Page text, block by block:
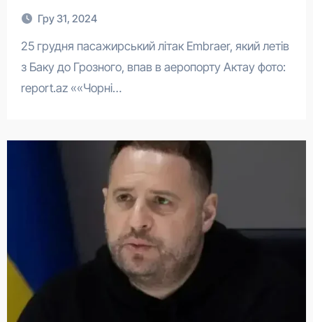
Гру 31, 2024
25 грудня пасажирський літак Embraer, який летів
з Баку до Грозного, впав в аеропорту Актау фото:
report.az ««Чорні…